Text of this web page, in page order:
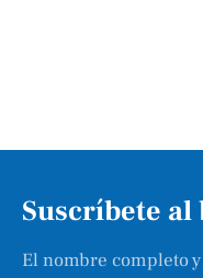
Suscríbete
El nombre completo